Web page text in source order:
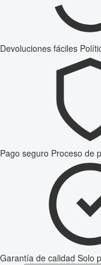
Devoluciones fáciles
Pago seguro Proceso de
Garantía de calidad Solo